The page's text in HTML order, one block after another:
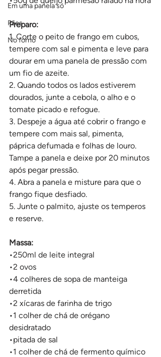
Em uma panela só
Pães
No forno
Preparo:
1. Corte o peito de frango em cubos,
tempere com sal e pimenta e leve para
dourar em uma panela de pressão com
um fio de azeite.
2. Quando todos os lados estiverem
dourados, junte a cebola, o alho e o
tomate picado e refogue.
3. Despeje a água até cobrir o frango e
tempere com mais sal, pimenta,
páprica defumada e folhas de louro.
Tampe a panela e deixe por 20 minutos
após pegar pressão.
4. Abra a panela e misture para que o
frango fique desfiado.
5. Junte o palmito, ajuste os temperos
e reserve.
Massa:
•250ml de leite integral
•2 ovos
•4 colheres de sopa de manteiga
derretida
•2 xícaras de farinha de trigo
•1 colher de chá de orégano
desidratado
•pitada de sal
•1 colher de chá de fermento químico